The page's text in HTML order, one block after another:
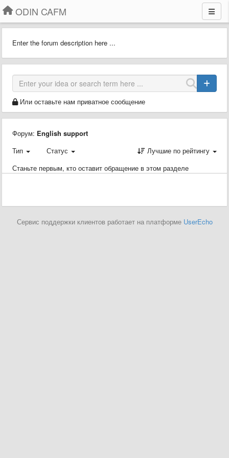
ODIN CAFM
Enter the forum description here ...
Или оставьте нам приватное сообщение
Форум: English support
Тип
Статус
Лучшие по рейтингу
Станьте первым, кто оставит обращение в этом разделе
Сервис поддержки клиентов работает на платформе UserEcho